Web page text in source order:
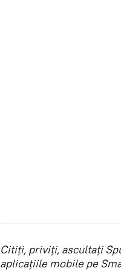
Citiţi, priviţi, ascultaţi
aplicaţiile mobile pe